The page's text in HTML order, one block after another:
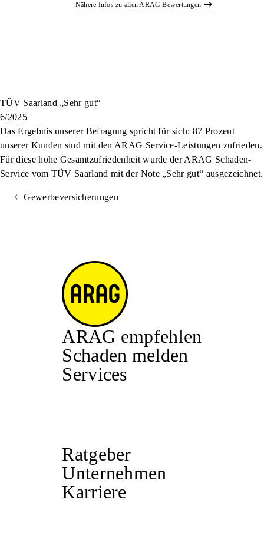
Nähere Infos zu allen ARAG Bewertungen
TÜV Saarland „Sehr gut“
6/2025
Das Ergebnis unserer Befragung spricht für sich: 87 Prozent
unserer Kunden sind mit den ARAG Service-Leistungen zufrieden.
Für diese hohe Gesamtzufriedenheit wurde der ARAG Schaden-
Service vom TÜV Saarland mit der Note „Sehr gut“ ausgezeichnet.
Gewerbeversicherungen
ARAG empfehlen
Schaden melden
Services
Ratgeber
Unternehmen
Karriere